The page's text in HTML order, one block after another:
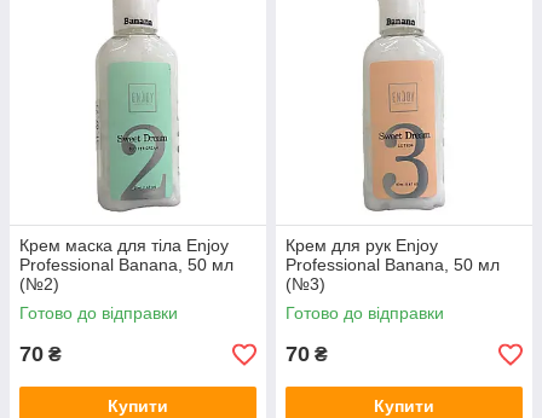
Крем маска для тіла Еnjoy
Professional Banana, 50 мл
(№2)
Готово до відправки
70 ₴
Купити
Крем для рук Еnjoy
Professional Banana, 50 мл
(№3)
Готово до відправки
70 ₴
Купити